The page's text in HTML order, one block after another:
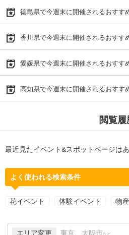
徳島県で今週末に開催されるおすす
香川県で今週末に開催されるおすす
愛媛県で今週末に開催されるおすす
高知県で今週末に開催されるおすす
閲覧履
最近見たイベント&スポットページはあ
よく使われる検索条件
花イベント 体験イベント 物
エリア変更 東京、大阪市